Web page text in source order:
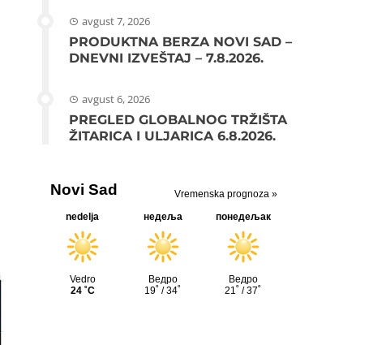
avgust 7, 2026
PRODUKTNA BERZA NOVI SAD –
DNEVNI IZVEŠTAJ – 7.8.2026.
avgust 6, 2026
PREGLED GLOBALNOG TRŽIŠTA
ŽITARICA I ULJARICA 6.8.2026.